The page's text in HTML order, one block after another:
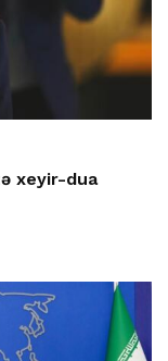
xeyir-dua